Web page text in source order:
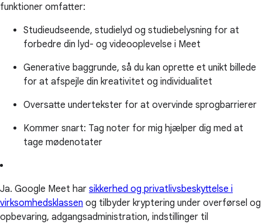
funktioner omfatter:
Studieudseende, studielyd og studiebelysning for at
forbedre din lyd- og videooplevelse i Meet
Generative baggrunde, så du kan oprette et unikt billede
for at afspejle din kreativitet og individualitet
Oversatte undertekster for at overvinde sprogbarrierer
Kommer snart: Tag noter for mig hjælper dig med at
tage mødenotater
Ja. Google Meet har sikkerhed og privatlivsbeskyttelse i
virksomhedsklassen og tilbyder kryptering under overførsel og
opbevaring, adgangsadministration, indstillinger til